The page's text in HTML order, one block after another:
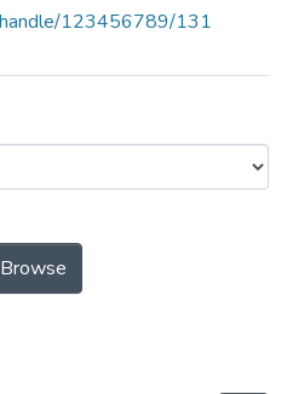
123456789/131
by